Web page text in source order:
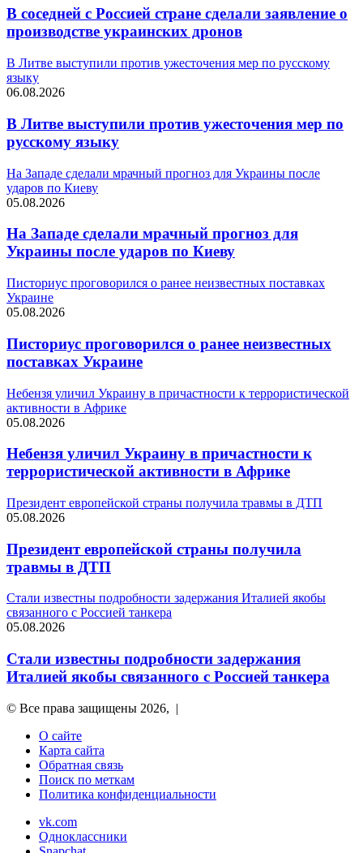
В соседней с Россией стране сделали заявление о
производстве украинских дронов
В Литве выступили против ужесточения мер по русскому
языку
06.08.2026
В Литве выступили против ужесточения мер по
русскому языку
На Западе сделали мрачный прогноз для Украины после
ударов по Киеву
05.08.2026
На Западе сделали мрачный прогноз для
Украины после ударов по Киеву
Писториус проговорился о ранее неизвестных поставках
Украине
05.08.2026
Писториус проговорился о ранее неизвестных
поставках Украине
Небензя уличил Украину в причастности к террористической
активности в Африке
05.08.2026
Небензя уличил Украину в причастности к
террористической активности в Африке
Президент европейской страны получила травмы в ДТП
05.08.2026
Президент европейской страны получила
травмы в ДТП
Стали известны подробности задержания Италией якобы
связанного с Россией танкера
05.08.2026
Стали известны подробности задержания
Италией якобы связанного с Россией танкера
© Все права защищены 2026, |
О сайте
Карта сайта
Обратная связь
Поиск по меткам
Политика конфиденциальности
vk.com
Одноклассники